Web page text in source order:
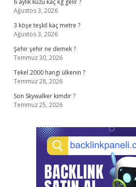
6 aylık kuzu kaç kg gelir ?
Ağustos 3, 2026
3 köşe teşkil kaç metre ?
Ağustos 3, 2026
Şehir şehir ne demek ?
Temmuz 30, 2026
Tekel 2000 hangi ülkenin ?
Temmuz 28, 2026
Son Skywalker kimdir ?
Temmuz 25, 2026